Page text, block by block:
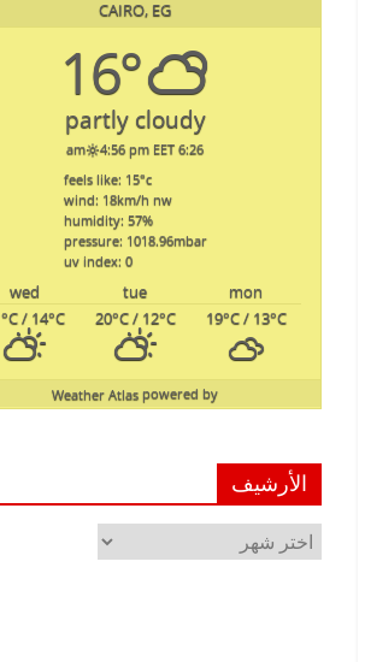
CAIRO, EG
16°
partly cloudy
6:26 am
4:56 pm EET
feels like: 15°c
wind: 18km/h nw
humidity: 57%
pressure: 1018.96mbar
uv index: 0
mon
tue
wed
19°C/ 13°C
20°C/ 12°C
°C/ 14°C
powered by
Weather Atlas
الأرشيف
الأرشيف